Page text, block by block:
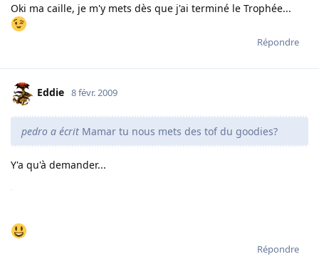
Oki ma caille, je m'y mets dès que j'ai terminé le Trophée...
Répondre
Eddie 8 févr. 2009
pedro a écrit Mamar tu nous mets des tof du goodies?
Y'a qu'à demander...
Répondre